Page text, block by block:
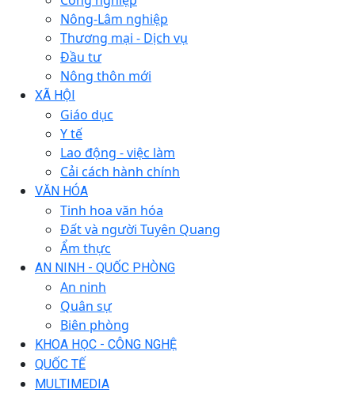
Nông-Lâm nghiệp
Thương mại - Dịch vụ
Đầu tư
Nông thôn mới
XÃ HỘI
Giáo dục
Y tế
Lao động - việc làm
Cải cách hành chính
VĂN HÓA
Tinh hoa văn hóa
Đất và người Tuyên Quang
Ẩm thực
AN NINH - QUỐC PHÒNG
An ninh
Quân sự
Biên phòng
KHOA HỌC - CÔNG NGHỆ
QUỐC TẾ
MULTIMEDIA